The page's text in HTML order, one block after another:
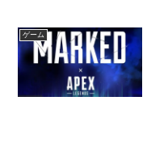
ゲーム